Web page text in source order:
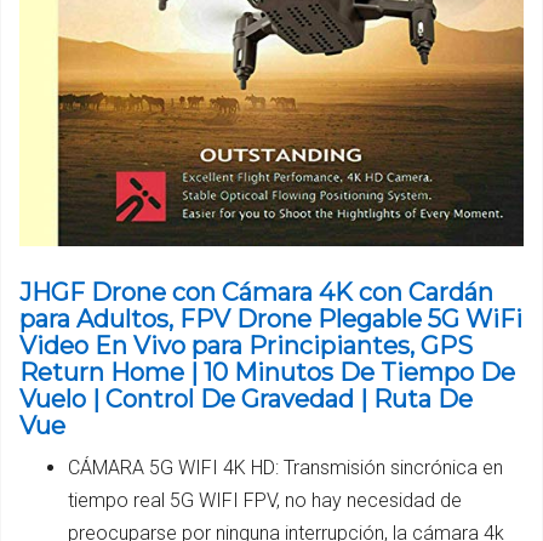
JHGF Drone con Cámara 4K con Cardán
para Adultos, FPV Drone Plegable 5G WiFi
Video En Vivo para Principiantes, GPS
Return Home | 10 Minutos De Tiempo De
Vuelo | Control De Gravedad | Ruta De
Vue
CÁMARA 5G WIFI 4K HD: Transmisión sincrónica en
tiempo real 5G WIFI FPV, no hay necesidad de
preocuparse por ninguna interrupción, la cámara 4k